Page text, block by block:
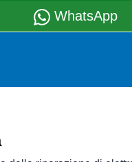
WhatsApp